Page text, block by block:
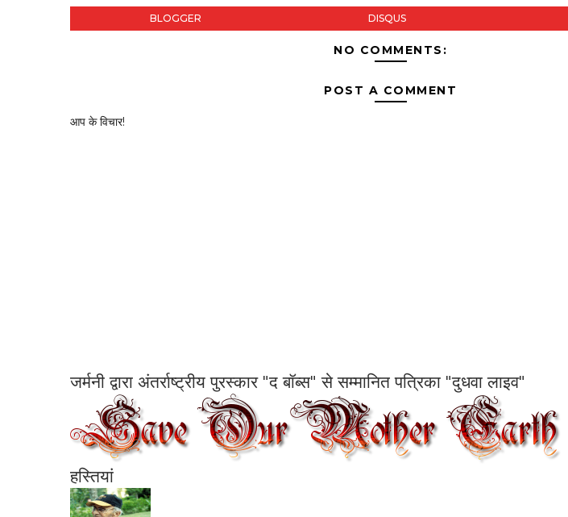
BLOGGER DISQUS
NO COMMENTS:
POST A COMMENT
आप के विचार!
जर्मनी द्वारा अंतर्राष्ट्रीय पुरस्कार "द बॉब्स" से सम्मानित पत्रिका "दुधवा लाइव"
हस्तियां